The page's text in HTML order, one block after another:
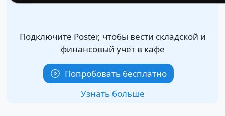
Подключите Poster, чтобы вести складской и
финансовый учет в кафе
Попробовать бесплатно
Узнать больше